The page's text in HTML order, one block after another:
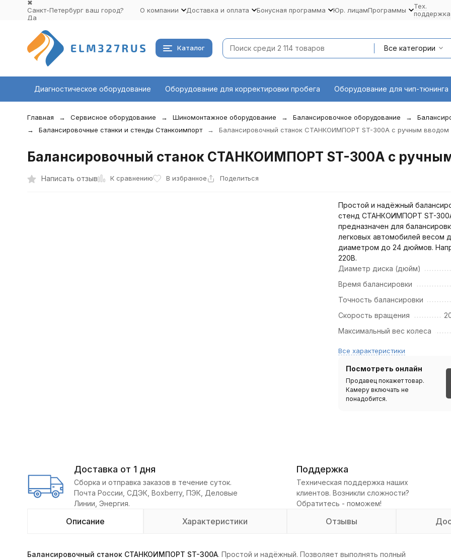
✖
Санкт-Петербург ваш город?
Да
О компании Доставка и оплата Бонусная программа Юр. лицамПрограммы
Тех.
поддержка
Каталог Все категории
Диагностическое оборудование Оборудование для корректировки пробега Оборудование для чип-тюнинга
Главная Сервисное оборудование Шиномонтажное оборудование Балансировочное оборудование
Балансировочные станки и стенды Станкоимпорт
Балансировочный станок СТАНКОИМПОРТ ST-300A с ручным вводом
Балансировочный станок СТАНКОИМПОРТ ST-300A с
Написать отзыв К сравнению В избранное Поделиться
Простой и надёжный
стенд СТАНКОИМПОРТ ST-
предназначен для
легковых автомобилей весом
диаметром до 24 дюймов.
220В.
Диаметр диска (дюйм)
Время балансировки
Точность балансировки
Скорость вращения
Максимальный вес колеса
Все характеристики
Посмотреть онлайн
Продавец покажет товар.
Камеру включать не
понадобится.
Доставка от 1 дня
Сборка и отправка заказов в течение суток.
Почта России, СДЭК, Boxberry, ПЭК, Деловые
Линии, Энергия.
Поддержка
Техническая поддержка наших
клиентов. Возникли сложности?
Обратитесь - поможем!
Описание Характеристики Отзывы
Балансировочный станок СТАНКОИМПОРТ ST-300A. Простой и надёжный. Позволяет выполнять полный